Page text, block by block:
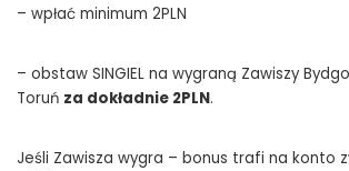
– wpłać minimum 2PLN
– obstaw SINGIEL na wygraną Zawiszy
Toruń za dokładnie 2PLN.
Jeśli Zawisza wygra – bonus trafi na konto